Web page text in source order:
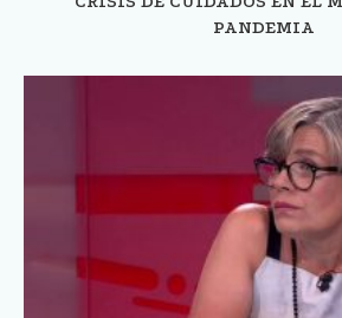
PANDEMIA